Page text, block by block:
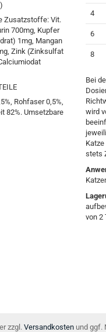
Zusatzstoffe: Vit.
700mg, Kupfer
1mg, Mangan
Zink (Zinksulfat
Rohfaser 0,5%,
82%. Umsetzbare
4
6
8
Bei
wird
stets
von 2
zzgl. Versandkosten und ggf.